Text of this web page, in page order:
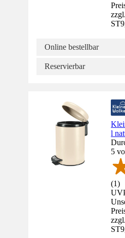
ST
Online bestellbar
Reservierbar
l
5
(1)
ST